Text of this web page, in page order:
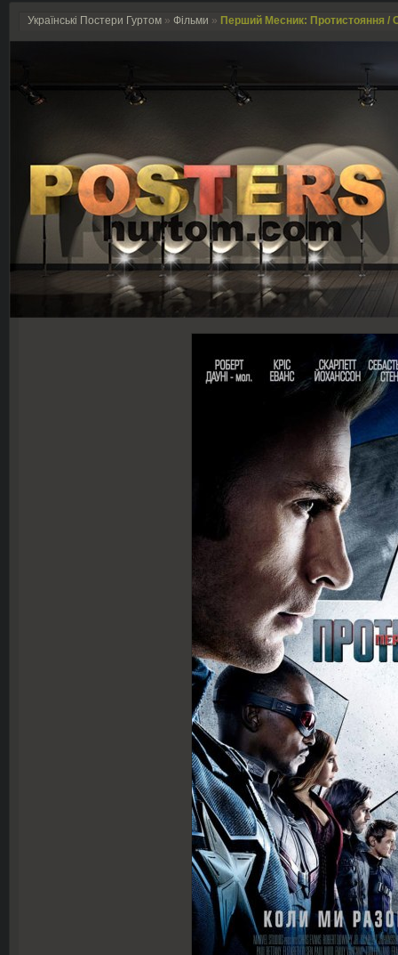
Українські Постери Гуртом » Фільми » Перший Месник: Протистояння /